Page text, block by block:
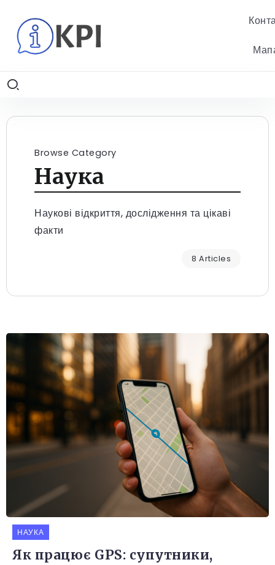
Browse Category
Наука
Наукові відкриття, дослідження та цікаві
факти
8 Articles
НАУКА
Як працює GPS: супутники,